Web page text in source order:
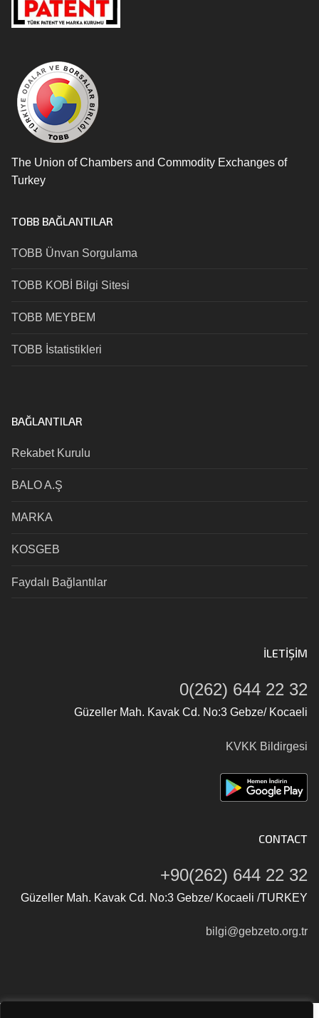
The Union of Chambers and Commodity Exchanges of
Turkey
TOBB BAĞLANTILAR
TOBB Ünvan Sorgulama
TOBB KOBİ Bilgi Sitesi
TOBB MEYBEM
TOBB İstatistikleri
BAĞLANTILAR
Rekabet Kurulu
BALO A.Ş
MARKA
KOSGEB
Faydalı Bağlantılar
İLETIŞIM
0(262) 644 22 32
Güzeller Mah. Kavak Cd. No:3 Gebze/ Kocaeli
KVKK Bildirgesi
CONTACT
+90(262) 644 22 32
Güzeller Mah. Kavak Cd. No:3 Gebze/ Kocaeli /TURKEY
bilgi@gebzeto.org.tr